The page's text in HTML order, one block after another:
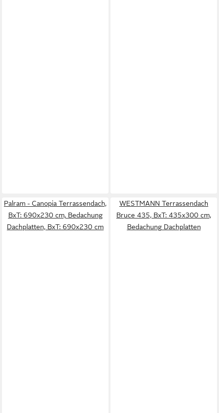
Palram - Canopia Terrassendach,
BxT: 690x230 cm, Bedachung
Dachplatten, BxT: 690x230 cm
WESTMANN Terrassendach
Bruce 435, BxT: 435x300 cm,
Bedachung Dachplatten